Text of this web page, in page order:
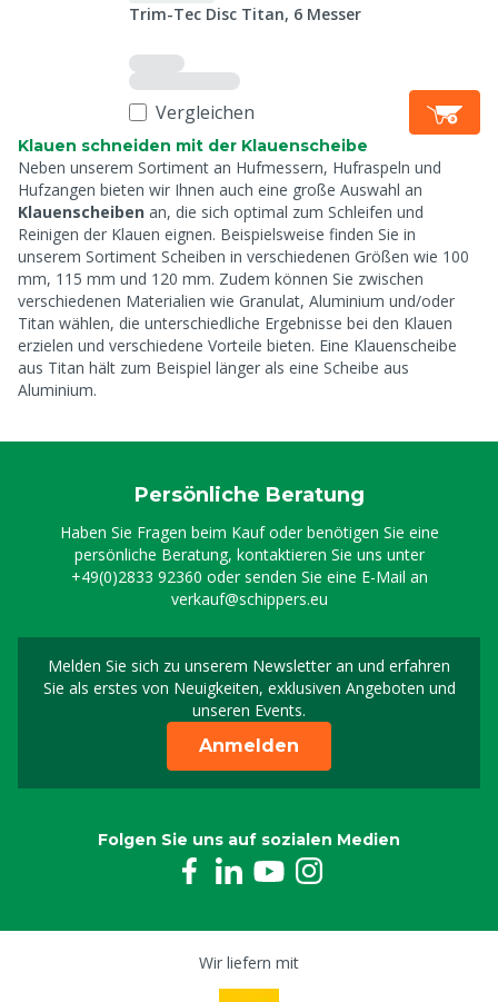
Trim-Tec Disc Titan, 6 Messer
Vergleichen
Klauen schneiden mit der Klauenscheibe
Neben unserem Sortiment an Hufmessern, Hufraspeln und
Hufzangen bieten wir Ihnen auch eine große Auswahl an
Klauenscheiben an, die sich optimal zum Schleifen und
Reinigen der Klauen eignen. Beispielsweise finden Sie in
unserem Sortiment Scheiben in verschiedenen Größen wie 100
mm, 115 mm und 120 mm. Zudem können Sie zwischen
verschiedenen Materialien wie Granulat, Aluminium und/oder
Titan wählen, die unterschiedliche Ergebnisse bei den Klauen
erzielen und verschiedene Vorteile bieten. Eine Klauenscheibe
aus Titan hält zum Beispiel länger als eine Scheibe aus
Aluminium.
Persönliche Beratung
Haben Sie Fragen beim Kauf oder benötigen Sie eine
persönliche Beratung, kontaktieren Sie uns unter
+49(0)2833 92360 oder senden Sie eine E-Mail an
verkauf@schippers.eu
Melden Sie sich zu unserem Newsletter an und erfahren
Sie als erstes von Neuigkeiten, exklusiven Angeboten und
unseren Events.
Melden Sie sich für
Anmelden
Folgen Sie uns auf sozialen Medien
Wir liefern mit